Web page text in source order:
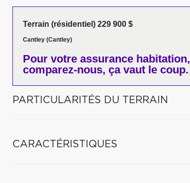
Terrain (résidentiel) 229 900 $
Cantley (Cantley)
Pour votre assurance habitation,
comparez-nous, ça vaut le coup.
PARTICULARITÉS DU TERRAIN
CARACTÉRISTIQUES